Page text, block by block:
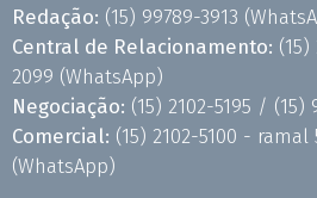
Redação: (15) 99789-3913
Central de Relacionamento: (15)
2099 (WhatsApp)
Negociação: (15) 2102-5195 / (15)
Comercial: (15) 2102-5100 -
(WhatsApp)